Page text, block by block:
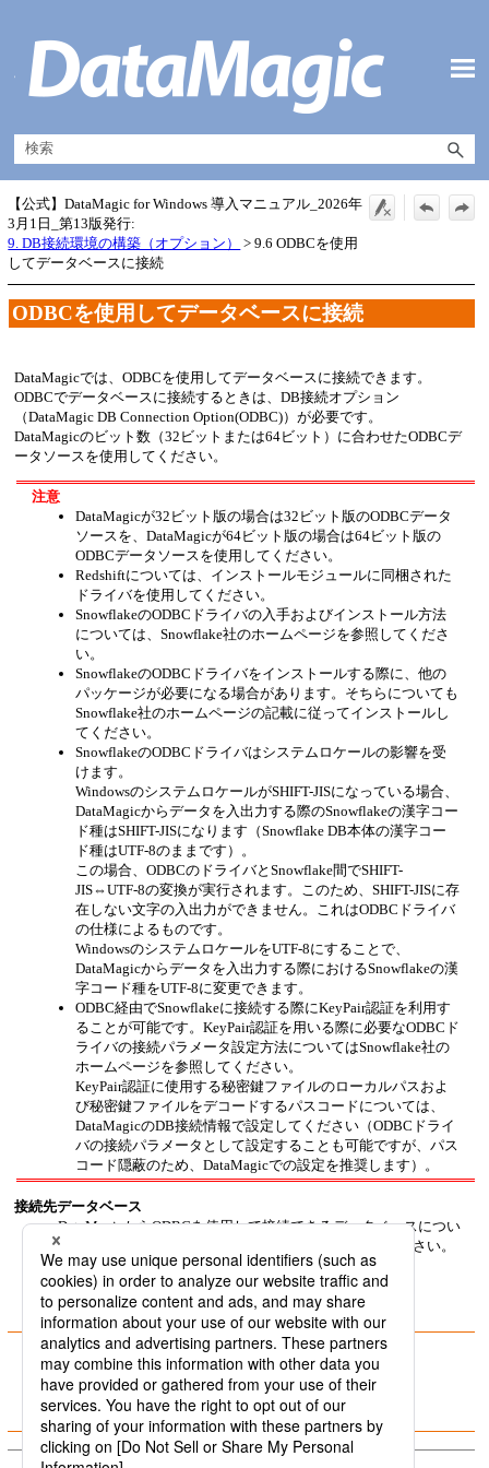
【公式】DataMagic for Windows 導入マニュアル_2026年
3月1日_第13版発行:
9. DB接続環境の構築（オプション）
>9.6 ODBCを使用
してデータベースに接続
ODBCを使用してデータベースに接続
DataMagicでは、ODBCを使用してデータベースに接続できます。
ODBCでデータベースに接続するときは、DB接続オプション
（DataMagic DB Connection Option(ODBC)）が必要です。
DataMagicのビット数（32ビットまたは64ビット）に合わせたODBCデ
ータソースを使用してください。
注意
DataMagicが32ビット版の場合は32ビット版のODBCデータ
ソースを、DataMagicが64ビット版の場合は64ビット版の
ODBCデータソースを使用してください。
Redshiftについては、インストールモジュールに同梱された
ドライバを使用してください。
SnowflakeのODBCドライバの入手およびインストール方法
については、Snowflake社のホームページを参照してくださ
い。
SnowflakeのODBCドライバをインストールする際に、他の
パッケージが必要になる場合があります。そちらについても
Snowflake社のホームページの記載に従ってインストールし
てください。
SnowflakeのODBCドライバはシステムロケールの影響を受
けます。
WindowsのシステムロケールがSHIFT-JISになっている場合、
DataMagicからデータを入出力する際のSnowflakeの漢字コー
ド種はSHIFT-JISになります（Snowflake DB本体の漢字コー
ド種はUTF-8のままです）。
この場合、ODBCのドライバとSnowflake間でSHIFT-
JIS⇔UTF-8の変換が実行されます。このため、SHIFT-JISに存
在しない文字の入出力ができません。これはODBCドライバ
の仕様によるものです。
WindowsのシステムロケールをUTF-8にすることで、
DataMagicからデータを入出力する際におけるSnowflakeの漢
字コード種をUTF-8に変更できます。
ODBC経由でSnowflakeに接続する際にKeyPair認証を利用す
ることが可能です。KeyPair認証を用いる際に必要なODBCド
ライバの接続パラメータ設定方法についてはSnowflake社の
ホームページを参照してください。
KeyPair認証に使用する秘密鍵ファイルのローカルパスおよ
び秘密鍵ファイルをデコードするパスコードについては、
DataMagicのDB接続情報で設定してください（ODBCドライ
バの接続パラメータとして設定することも可能ですが、パス
コード隠蔽のため、DataMagicでの設定を推奨します）。
接続先データベース
DataMagicからODBCを使用して接続できるデータベースについ
ては、以下のURLから弊社ホームページを参照してください。
URL:https://www.hulft.com/
9.6.1 ODBCアドミニストレータへの登録
9.6.2 DB接続情報詳細画面の設定